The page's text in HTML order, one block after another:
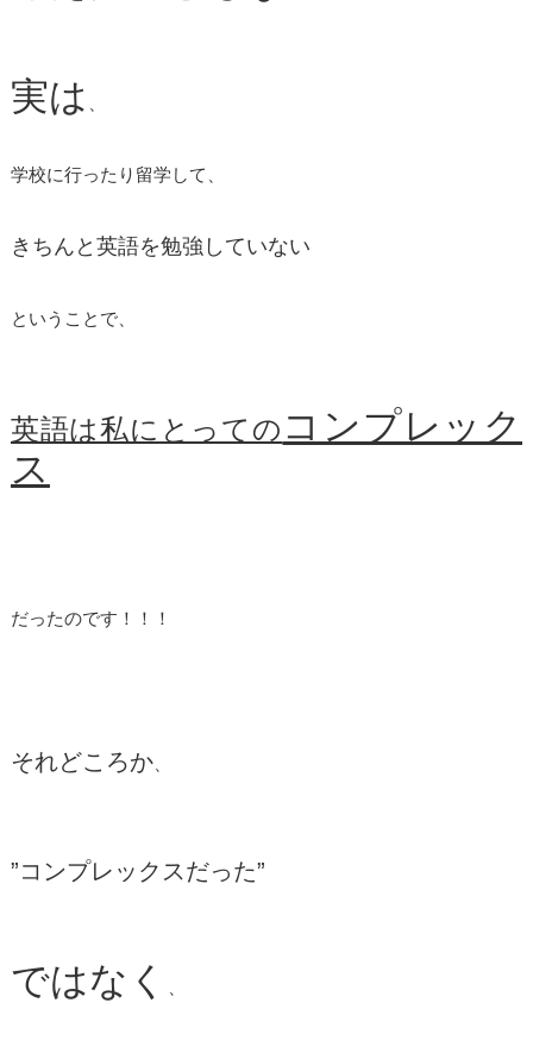
実は
学校に行ったり留学して、
きちんと英語を勉強していない
ということで、
英語は私にとっての コンプレック
ス
だったのです！！！
それどころか、
”コンプレックスだった”
ではなく